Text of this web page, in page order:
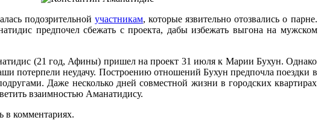
подозрительной участникам, которые язвительно отозвались о парне.
предпочел сбежать с проекта, дабы избежать выгона на мужском
(21 год, Афины) пришел на проект 31 июля к Марии Бухун. Однако
потерпели неудачу. Построению отношений Бухун предпочла поездки в
Даже несколько дней совместной жизни в городских квартирах
взаимностью Аманатидису.
в комментариях.